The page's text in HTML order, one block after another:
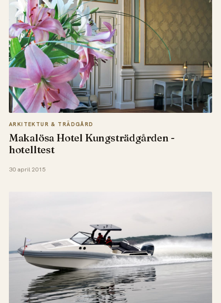
ARKITEKTUR & TRÄDGÅRD
Makalösa Hotel Kungsträdgården -
hotelltest
30 april 2015